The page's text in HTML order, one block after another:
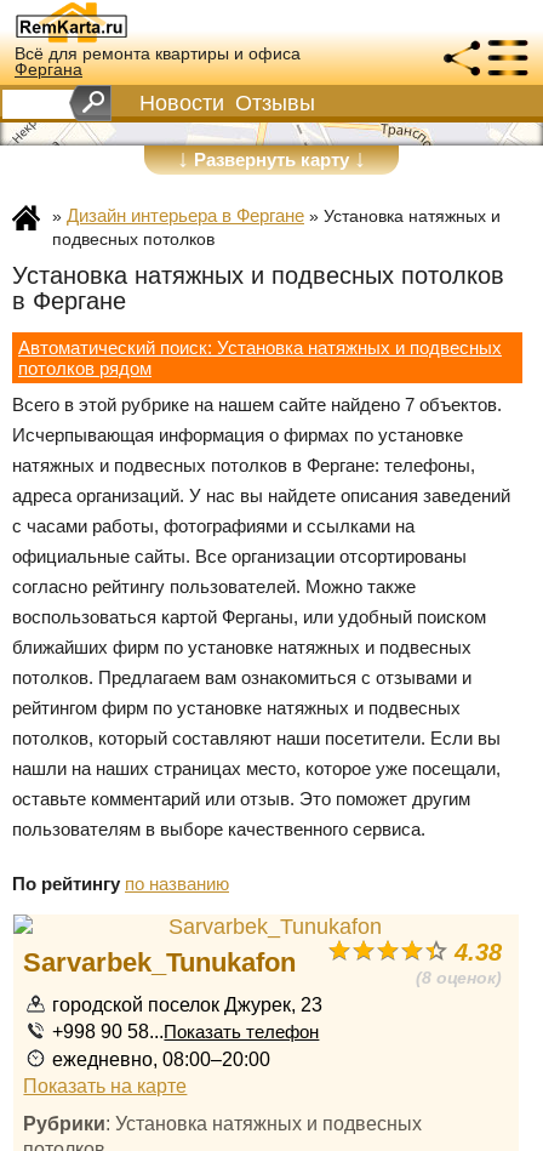
Всё для ремонта квартиры и офиса
Фергана
Новости Отзывы
↓Развернуть карту↓
» Дизайн интерьера в Фергане » Установка натяжных и
подвесных потолков
Установка натяжных и подвесных потолков
в Фергане
Автоматический поиск: Установка натяжных и подвесных
потолков рядом
Всего в этой рубрике на нашем сайте найдено 7 объектов.
Исчерпывающая информация о фирмах по установке
натяжных и подвесных потолков в Фергане: телефоны,
адреса организаций. У нас вы найдете описания заведений
с часами работы, фотографиями и ссылками на
официальные сайты. Все организации отсортированы
согласно рейтингу пользователей. Можно также
воспользоваться картой Ферганы, или удобный поиском
ближайших фирм по установке натяжных и подвесных
потолков. Предлагаем вам ознакомиться с отзывами и
рейтингом фирм по установке натяжных и подвесных
потолков, который составляют наши посетители. Если вы
нашли на наших страницах место, которое уже посещали,
оставьте комментарий или отзыв. Это поможет другим
пользователям в выборе качественного сервиса.
По рейтингу по названию
4.38
(8 оценок)
Sarvarbek_Tunukafon
городской поселок Джурек, 23
+998 90 58...Показать телефон
ежедневно, 08:00–20:00
Показать на карте
Рубрики: Установка натяжных и подвесных